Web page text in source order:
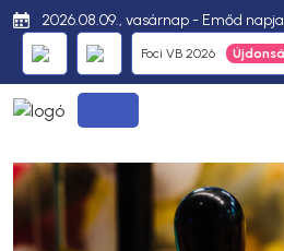
2026.08.09., vasárnap - Emőd napja
Foci VB 2026